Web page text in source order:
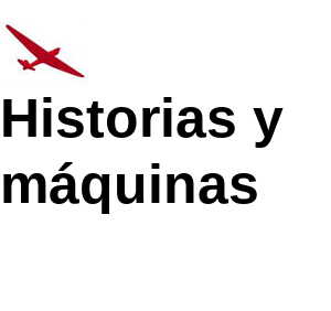
al
contenido
Historias y
máquinas